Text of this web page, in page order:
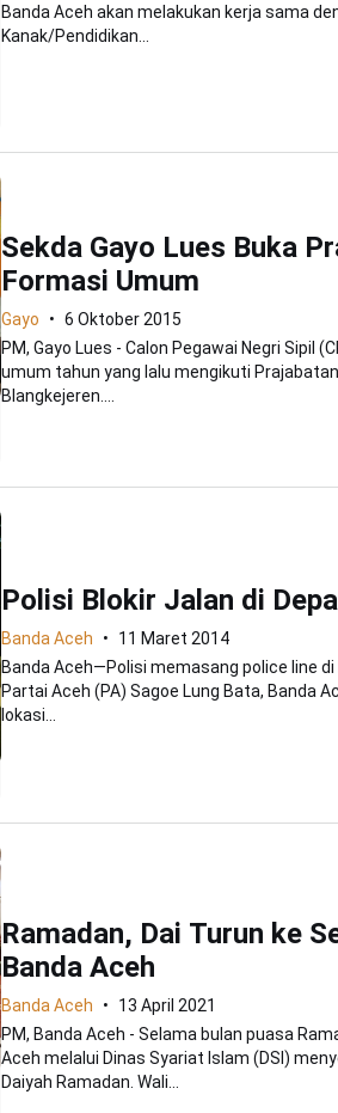
Banda Aceh akan melakukan kerja sama
Kanak/Pendidikan...
Sekda Gayo Lues Buka
Formasi Umum
Gayo
6 Oktober 2015
PM, Gayo Lues - Calon Pegawai Negri Sipil
umum tahun yang lalu mengikuti
Blangkejeren....
Polisi Blokir Jalan di
Banda Aceh
11 Maret 2014
Banda Aceh—Polisi memasang police line
Partai Aceh (PA) Sagoe Lung Bata, Banda
lokasi...
Ramadan, Dai Turun ke
Banda Aceh
Banda Aceh
13 April 2021
PM, Banda Aceh - Selama bulan puasa
Aceh melalui Dinas Syariat Islam (DSI)
Daiyah Ramadan. Wali...